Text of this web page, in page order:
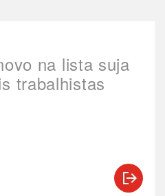
na lista suja
trabalhistas